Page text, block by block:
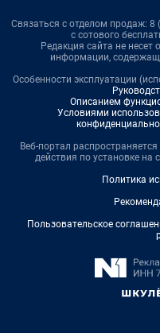
Связаться с отделом продаж: 8
с сотового
Редакция сайта не несет
информации,
Особенности эксплуатации
Описанием
Условиями
Веб-портал
действия по установке на
Политика
Пользовательское